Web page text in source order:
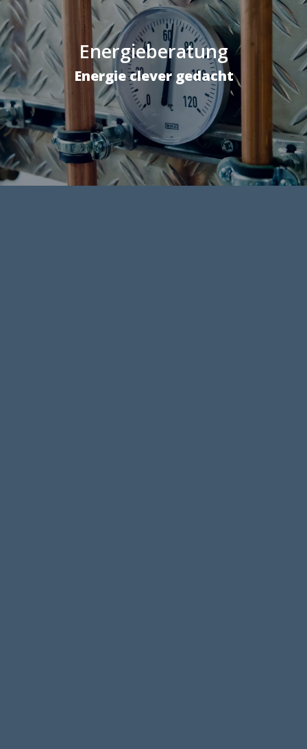
Energieberatung
Energie clever gedacht